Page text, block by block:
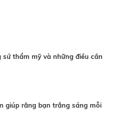
sứ thẩm mỹ và những điều cần
giúp răng bạn trắng sáng mỗi